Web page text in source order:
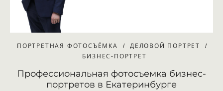
ПОРТРЕТНАЯ ФОТОСЪЁМКА
ДЕЛОВОЙ ПОРТРЕТ
БИЗНЕС-ПОРТРЕТ
Профессиональная фотосъемка бизнес-
портретов в Екатеринбурге